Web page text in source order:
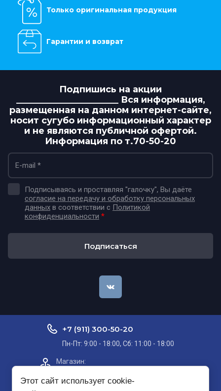
Только оригинальная продукция
Гарантии и возврат
Подпишись на акции
_______________________ Вся информация,
размещенная на данном интернет-сайте,
носит сугубо информационный характер
и не являются публичной офертой.
Информация по т.70-50-20
Подписываясь и проставляя "галочку", Вы даёте
согласие на передачу и обработку персональных
данных в соответствии с Политикой
конфиденциальности *
Подписаться
+7 (911) 300-50-20
Пн-Пт: 9:00 - 18:00, Сб: 11:00 - 18:00
Магазин:​
этаж
Этот сайт использует cookie-